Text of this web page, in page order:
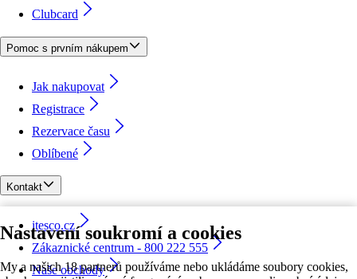
Nastavení soukromí a cookies
My a našich 18 partnerů používáme nebo ukládáme soubory cookies,
Clubcard
Pomoc s prvním nákupem
Jak nakupovat
Registrace
Rezervace času
Oblíbené
Kontakt
itesco.cz
Zákaznické centrum - 800 222 555
Naše obchody